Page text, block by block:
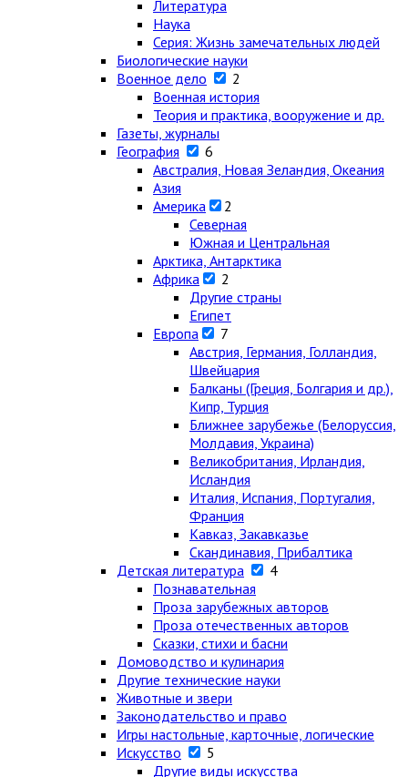
Литература
Наука
Серия: Жизнь замечательных людей
Биологические науки
Военное дело
2
Военная история
Теория и практика, вооружение и др.
Газеты, журналы
География
6
Австралия, Новая Зеландия, Океания
Азия
Америка
2
Северная
Южная и Центральная
Арктика, Антарктика
Африка
2
Другие страны
Египет
Европа
7
Австрия, Германия, Голландия,
Швейцария
Балканы (Греция, Болгария и др.),
Кипр, Турция
Ближнее зарубежье (Белоруссия,
Молдавия, Украина)
Великобритания, Ирландия,
Исландия
Италия, Испания, Португалия,
Франция
Кавказ, Закавказье
Скандинавия, Прибалтика
Детская литература
4
Познавательная
Проза зарубежных авторов
Проза отечественных авторов
Сказки, стихи и басни
Домоводство и кулинария
Другие технические науки
Животные и звери
Законодательство и право
Игры настольные, карточные, логические
Искусство
5
Другие виды искусства